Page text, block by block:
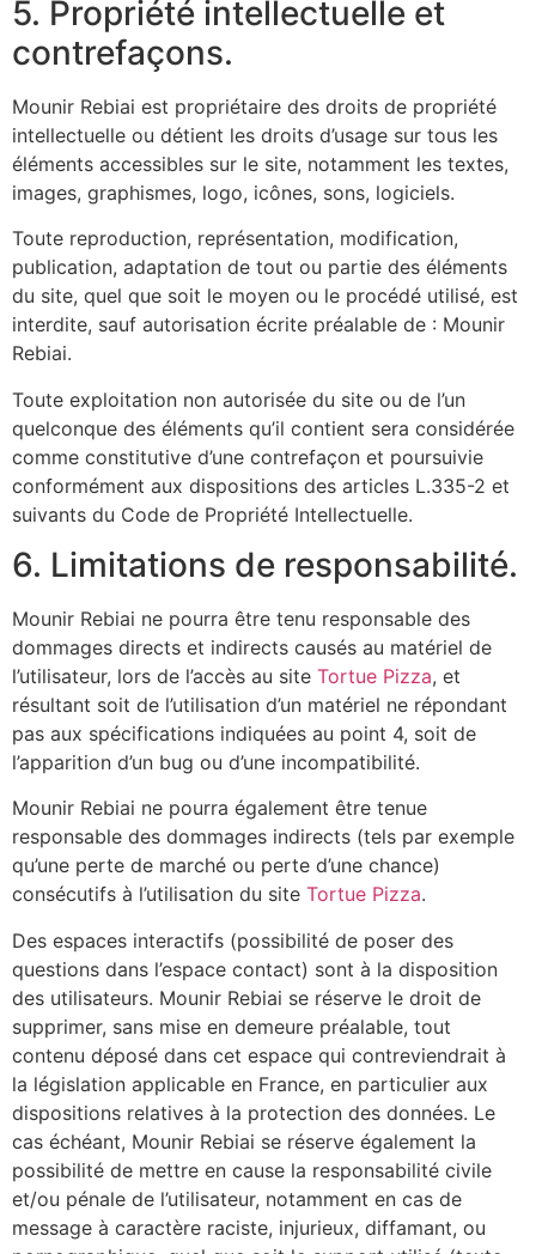
5. Propriété intellectuelle et
contrefaçons.
Mounir Rebiai est propriétaire des droits de propriété
intellectuelle ou détient les droits d’usage sur tous les
éléments accessibles sur le site, notamment les textes,
images, graphismes, logo, icônes, sons, logiciels.
Toute reproduction, représentation, modification,
publication, adaptation de tout ou partie des éléments
du site, quel que soit le moyen ou le procédé utilisé, est
interdite, sauf autorisation écrite préalable de : Mounir
Rebiai.
Toute exploitation non autorisée du site ou de l’un
quelconque des éléments qu’il contient sera considérée
comme constitutive d’une contrefaçon et poursuivie
conformément aux dispositions des articles L.335-2 et
suivants du Code de Propriété Intellectuelle.
6. Limitations de responsabilité.
Mounir Rebiai ne pourra être tenu responsable des
dommages directs et indirects causés au matériel de
l’utilisateur, lors de l’accès au site Tortue Pizza, et
résultant soit de l’utilisation d’un matériel ne répondant
pas aux spécifications indiquées au point 4, soit de
l’apparition d’un bug ou d’une incompatibilité.
Mounir Rebiai ne pourra également être tenue
responsable des dommages indirects (tels par exemple
qu’une perte de marché ou perte d’une chance)
consécutifs à l’utilisation du site Tortue Pizza.
Des espaces interactifs (possibilité de poser des
questions dans l’espace contact) sont à la disposition
des utilisateurs. Mounir Rebiai se réserve le droit de
supprimer, sans mise en demeure préalable, tout
contenu déposé dans cet espace qui contreviendrait à
la législation applicable en France, en particulier aux
dispositions relatives à la protection des données. Le
cas échéant, Mounir Rebiai se réserve également la
possibilité de mettre en cause la responsabilité civile
et/ou pénale de l’utilisateur, notamment en cas de
message à caractère raciste, injurieux, diffamant, ou